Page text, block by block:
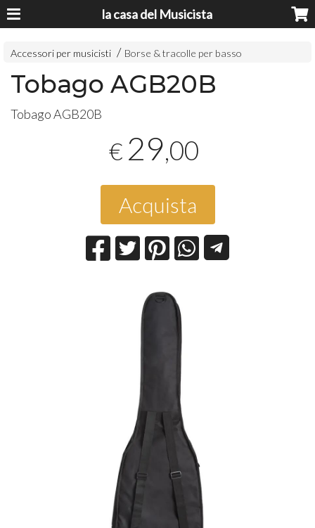
la casa del Musicista
Accessori per musicisti Borse & tracolle per basso
Tobago AGB20B
Tobago AGB20B
€ 29,00
Acquista